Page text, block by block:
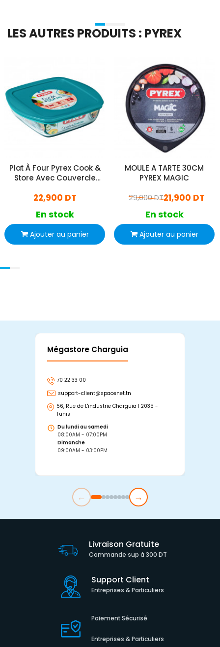
LES AUTRES PRODUITS : PYREX
Plat À Four Pyrex Cook &
Store Avec Couvercle
22,900 DT
En stock
Ajouter au panier
MOULE A TARTE 30CM
PYREX MAGIC
21,900 DT
29,000 DT
En stock
Ajouter au panier
Mégastore Charguia
70 22 33 00
support-client@spacenet.tn
56, Rue de L'industrie Charguia I 2035 -
Tunis
Du lundi au samedi
08:00AM - 07:00PM
Dimanche
09:00AM - 03:00PM
← →
Livraison Gratuite
Commande sup à 300 DT
Support Client
Entreprises & Particuliers
Paiement Sécurisé
Entreprises & Particuliers